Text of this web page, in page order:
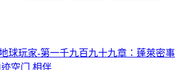
球玩家-第一千九百九十九章：蓬萊密事
迹空门 相伴